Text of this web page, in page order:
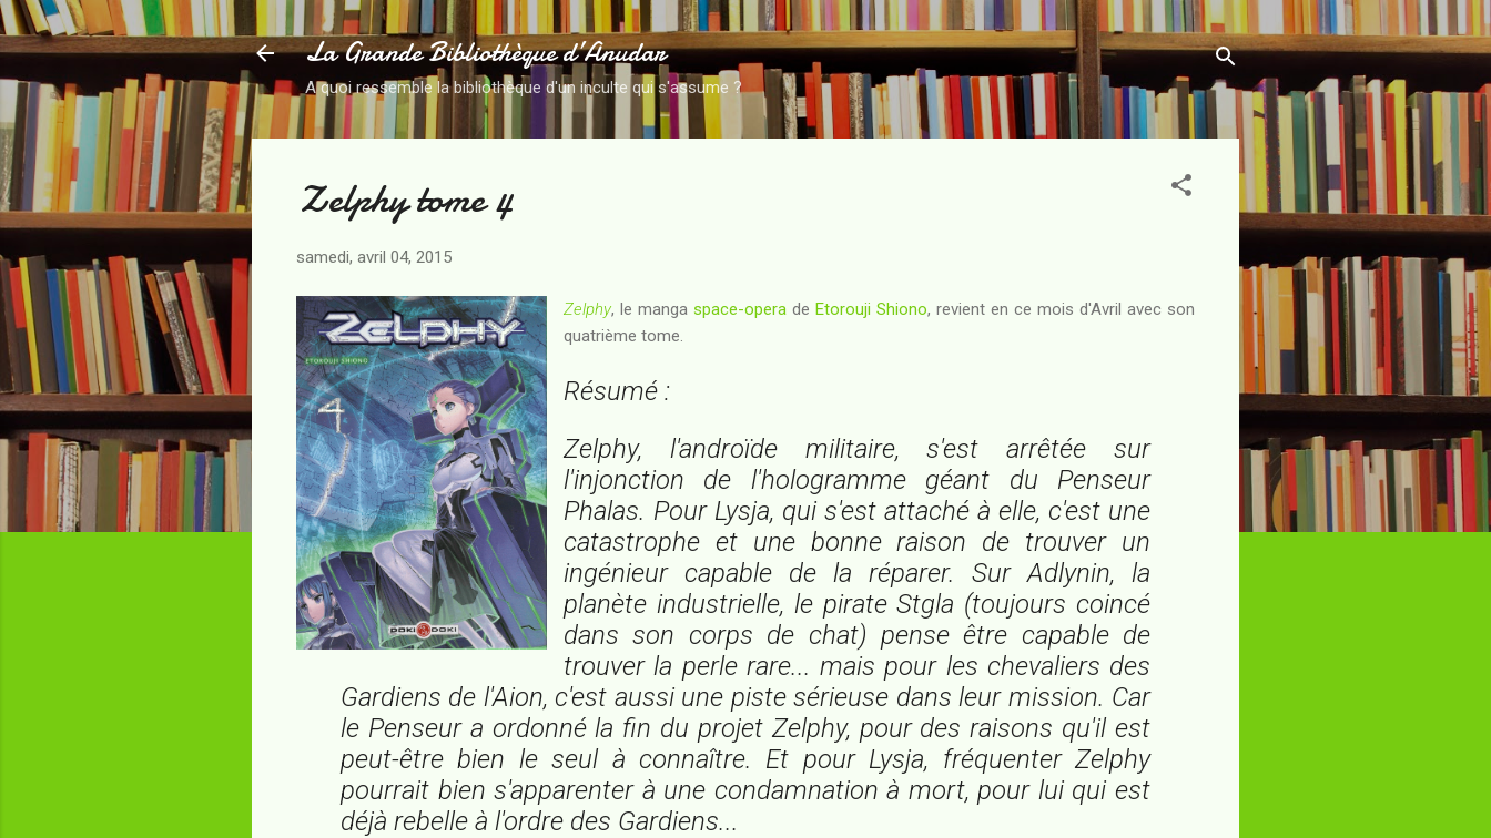
Accéder au contenu principal
La Grande Bibliothèque d’Anudar
A quoi ressemble la bibliothèque d'un inculte qui s'assume ?
Zelphy tome 4
samedi, avril 04, 2015
Zelphy, le manga space-opera de Etorouji Shiono, revient en ce mois d'Avril avec son
quatrième tome.
Résumé :
Zelphy, l'androïde militaire, s'est arrêtée sur
l'injonction de l'hologramme géant du Penseur
Phalas. Pour Lysja, qui s'est attaché à elle, c'est une
catastrophe et une bonne raison de trouver un
ingénieur capable de la réparer. Sur Adlynin, la
planète industrielle, le pirate Stgla (toujours coincé
dans son corps de chat) pense être capable de
trouver la perle rare... mais pour les chevaliers des
Gardiens de l'Aion, c'est aussi une piste sérieuse dans leur mission. Car
le Penseur a ordonné la fin du projet Zelphy, pour des raisons qu'il est
peut-être bien le seul à connaître. Et pour Lysja, fréquenter Zelphy
pourrait bien s'apparenter à une condamnation à mort, pour lui qui est
déjà rebelle à l'ordre des Gardiens...